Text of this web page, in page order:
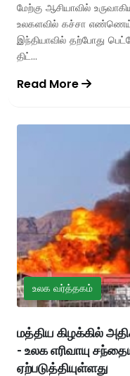
மேற்கு ஆசியாவில்
உலகளவில் கச்சா எண்ணெய்
இந்தியாவில் தற்போது
திட்...
Read More
உலக வர்த்தகம்
மத்திய கிழக்கில்
- உலக எரிவாயு
ஏற்படுத்தியுள்ளது